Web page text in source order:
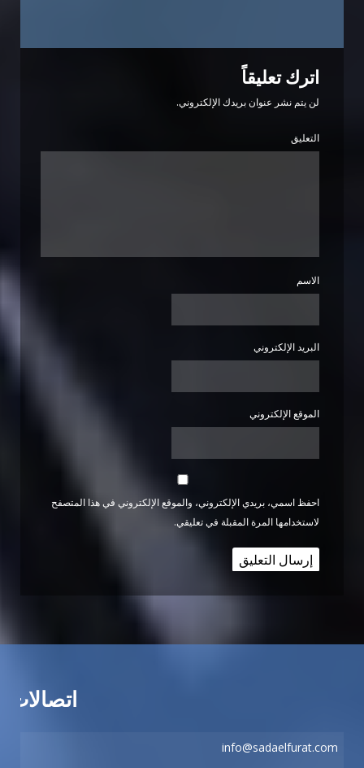
اترك تعليقاً
لن يتم نشر عنوان بريدك الإلكتروني.
التعليق
الاسم
البريد الإلكتروني
الموقع الإلكتروني
احفظ اسمي، بريدي الإلكتروني، والموقع الإلكتروني في هذا المتصفح
لاستخدامها المرة المقبلة في تعليقي.
اتصالات
info@sadaelfurat.com